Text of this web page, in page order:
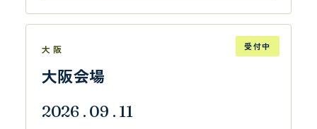
受付中
大阪
大阪会場
2026 . 09 . 11